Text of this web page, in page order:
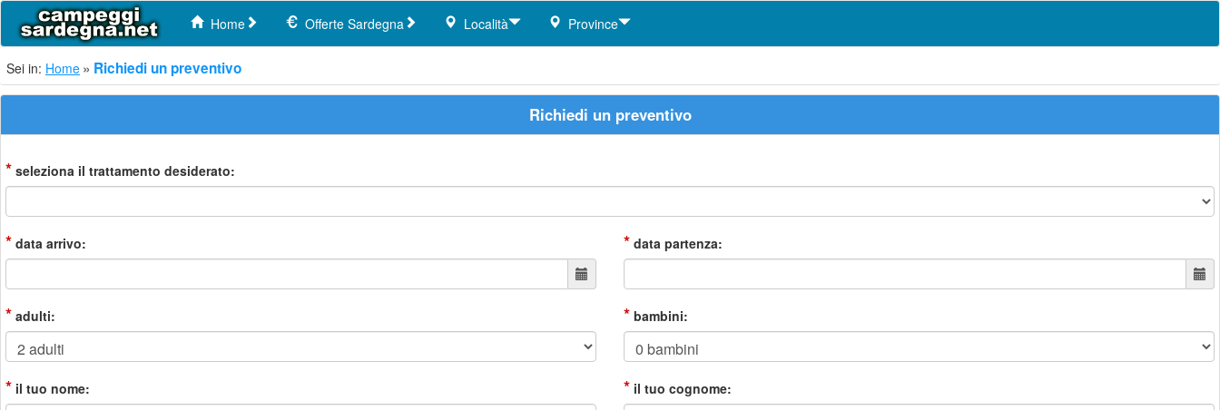
Home Offerte Sardegna Località Province
Sei in: Home Richiedi un preventivo
Richiedi un preventivo
* seleziona il trattamento desiderato:
* data arrivo: * data partenza:
* adulti: * bambini:
* il tuo nome: * il tuo cognome: